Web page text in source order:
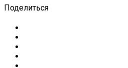
Поделиться